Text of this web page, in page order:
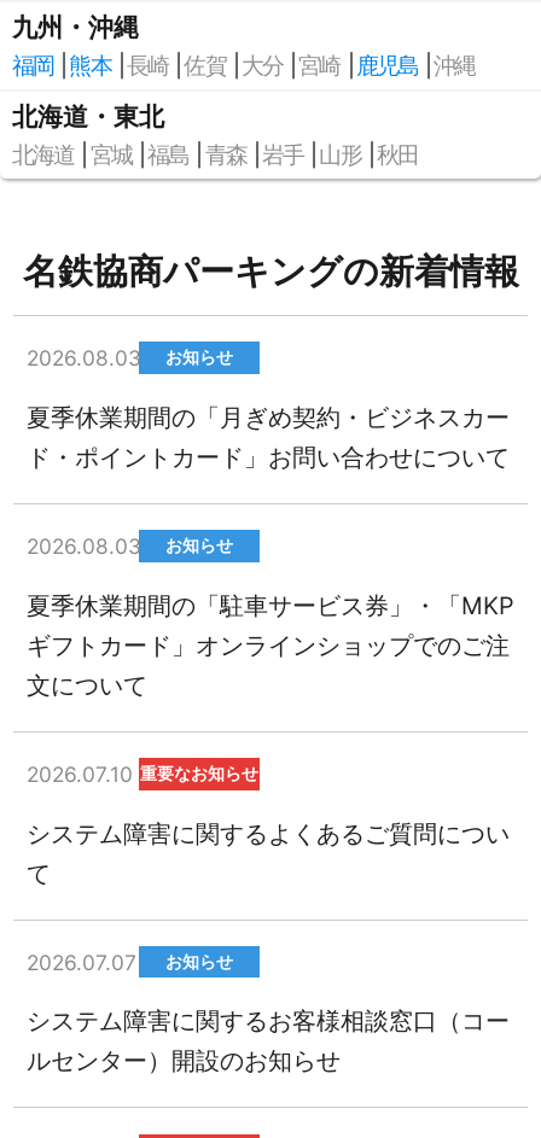
九州・沖縄
福岡 熊本 長崎 佐賀 大分 宮崎 鹿児島 沖縄
北海道・東北
北海道 宮城 福島 青森 岩手 山形 秋田
名鉄協商パーキングの新着情報
2026.08.03 お知らせ
夏季休業期間の「月ぎめ契約・ビジネスカー
ド・ポイントカード」お問い合わせについて
2026.08.03 お知らせ
夏季休業期間の「駐車サービス券」・「MKP
ギフトカード」オンラインショップでのご注
文について
2026.07.10 重要なお知らせ
システム障害に関するよくあるご質問につい
て
2026.07.07 お知らせ
システム障害に関するお客様相談窓口（コー
ルセンター）開設のお知らせ